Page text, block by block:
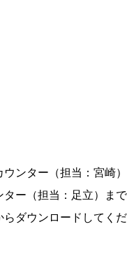
ンター（担当：宮崎）
ー（担当：足立）まで
ダウンロードしてくだ